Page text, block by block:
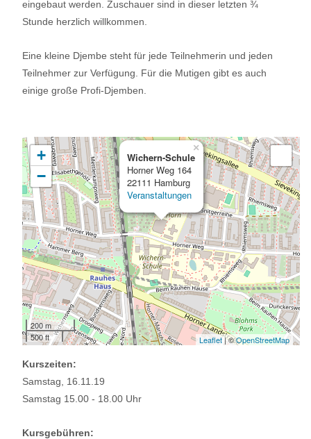
eingebaut werden. Zuschauer sind in dieser letzten ¾
Stunde herzlich willkommen.
Eine kleine Djembe steht für jede Teilnehmerin und jeden
Teilnehmer zur Verfügung. Für die Mutigen gibt es auch
einige große Profi-Djemben.
Wichern-Schule
Horner Weg 164
22111 Hamburg
Veranstaltungen
×
+
−
200 m
500 ft
Leaflet| ©OpenStreetMap
Kurszeiten:
Samstag, 16.11.19
Samstag 15.00 - 18.00 Uhr
Kursgebühren: